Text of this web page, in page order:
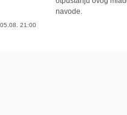
21:00
navode.